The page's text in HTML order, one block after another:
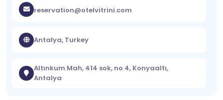
reservation@otelvitrini.com
Antalya, Turkey
Altınkum Mah, 414 sok, no 4, Konyaaltı,
Antalya